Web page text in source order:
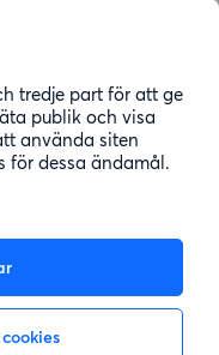
tredje part för att ge
publik och visa
använda siten
för dessa ändamål.